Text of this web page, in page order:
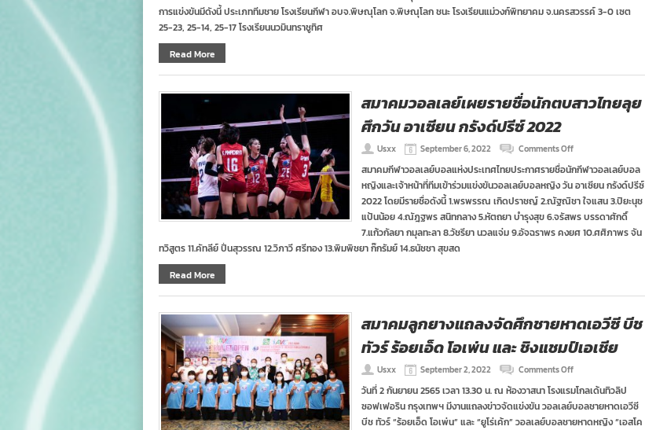
ภาค
ชนะ
การแข่งขันมีดังนี้ ประเภททีมชาย โรงเรียนกีฬา อบจ.พิษณุโลก จ.พิษณุโลก ชนะ โรงเรียนแม่วงก์พิทยาคม จ.นครสวรรค์ 3-0 เซต
25-23, 25-14, 25-17​ โรงเรียนนวมินทราชูทิศ
Read More
สมาคมวอลเลย์เผยรายชื่อนักตบสาวไทยลุย
ศึกวัน อาเซียน กรังด์ปรีซ์ 2022
Usxx September 6, 2022 Comments Offon
วอลเลย์
เผย
ราย
นัก
ตบ
วัน
กรัง
ปรีซ์
สมาคมกีฬาวอลเลย์บอลแห่งประเทศไทยประกาศรายชื่อนักกีฬาวอลเลย์บอล
หญิงและเจ้าหน้าที่ทีมเข้าร่วมแข่งขันวอลเลย์บอลหญิง วัน อาเซียน กรังด์ปรีซ์
2022 โดยมีรายชื่อดังนี้ 1.พรพรรณ เกิดปราชญ์ 2.ณัฐณิชา ใจแสน 3.ปิยะนุช
แป้นน้อย 4.ณัฎฐพร สนิทกลาง 5.หัตถยา บำรุงสุข 6.จรัสพร บรรดาศักดิ์
7.แก้วกัลยา กมุลทะลา 8.วัชรียา นวลแจ่ม 9.อัจฉราพร คงยศ 10.ศศิภาพร จัน
ทวิสูตร 11.คัทลีย์ ปิ่นสุวรรณ 12.วิภาวี ศรีทอง 13.พิมพิชยา ก๊กรัมย์ 14.ธนัชชา สุขสด
Read More
สมาคมลูกยางแถลงจัดศึกชายหาดเอวีซี บีช
ทัวร์ ร้อยเอ็ด โอเพ่น และ ชิงแชมป์เอเชีย
Usxx September 2, 2022 Comments Offon
ลูก
ยาง
แถลง
วันที่ 2 กันยายน 2565 เวลา 13.30 น. ณ ห้องวาสนา โรงแรมโกลเด้นทิวลิป
ซอฟเฟอริน กรุงเทพฯ มีงานแถลงข่าวจัดแข่งขัน วอลเลย์บอลชายหาดเอวีซี
บีช ทัวร์ “ร้อยเอ็ด โอเพ่น” และ “ยูโร่เค้ก” วอลเลย์บอลชายหาดหญิง “เอสโค